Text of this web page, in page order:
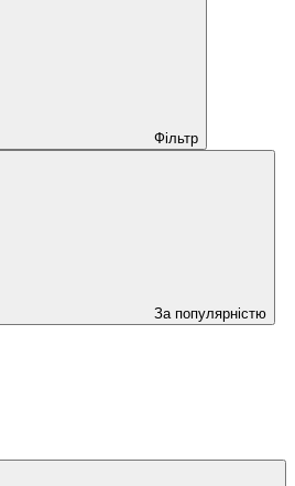
Фільтр
За популярністю